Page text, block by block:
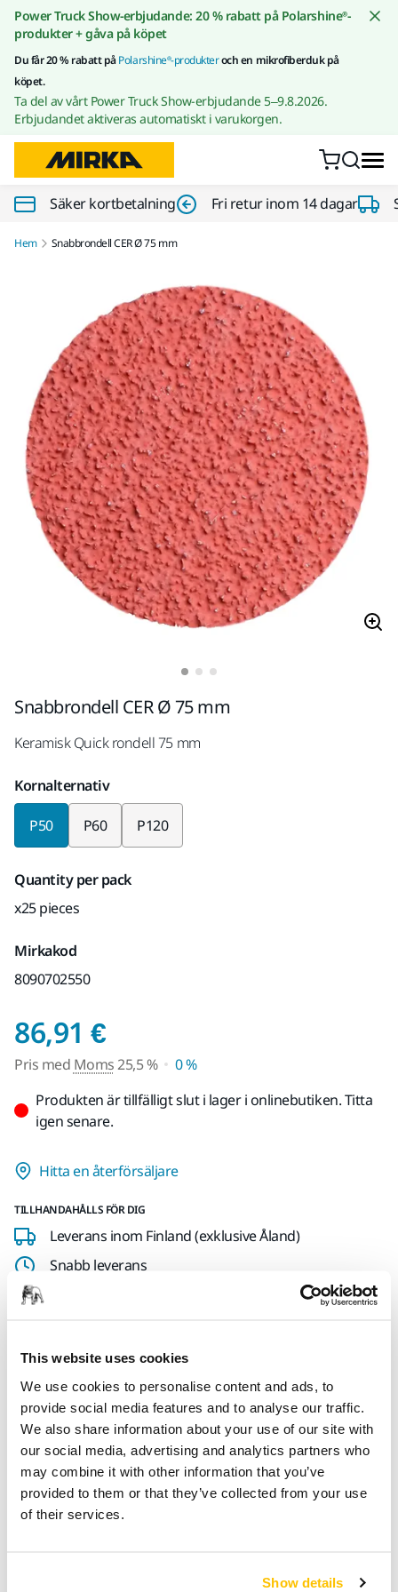
This website uses cookies
We use cookies to personalise content and ads, to
provide social media features and to analyse our traffic.
We also share information about your use of our site with
our social media, advertising and analytics partners who
may combine it with other information that you’ve
provided to them or that they’ve collected from your use
of their services.
Show details
Gå till innehållet
Power Truck Show-erbjudande: 20 % rabatt på Polarshine®-
produkter + gåva på köpet
Du får 20 % rabatt påPolarshine®-produkteroch en mikrofiberduk på
köpet.
Ta del av vårt Power Truck Show-erbjudande 5–9.8.2026.
Erbjudandet aktiveras automatiskt i varukorgen.
Säker kortbetalning Fri retur inom 14 dagar
Hem Snabbrondell CER Ø 75 mm
Snabbrondell CER Ø 75 mm
Keramisk Quick rondell 75 mm
Kornalternativ
P50 P60 P120
Quantity per pack
x25 pieces
Mirkakod
8090702550
86,91 €Pris med Moms 25,5
Pris med Moms25,5 %
0 %
Produkten är tillfälligt slut i lager i onlinebutiken. Titta
igen senare.
Hitta en återförsäljare
TILLHANDAHÅLLS FÖR DIG
Leverans inom Finland (exklusive Åland)
Snabb leverans
Uppföljning av försändelse
Gör en retur enkelt på www.mirka.com/sv-
fi/support/returnera-en-vara/
Produktinformation
Högkvalitativ CER snabblåsskiva med självslipande